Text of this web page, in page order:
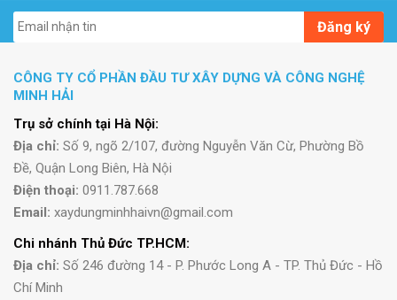
Đăng ký
CÔNG TY CỔ PHẦN ĐẦU TƯ XÂY DỰNG VÀ CÔNG NGHỆ
MINH HẢI
Trụ sở chính tại Hà Nội:
Địa chỉ: Số 9, ngõ 2/107, đường Nguyễn Văn Cừ, Phường Bồ
Đề, Quận Long Biên, Hà Nội
Điện thoại: 0911.787.668
Email: xaydungminhhaivn@gmail.com
Chi nhánh Thủ Đức TP.HCM:
Địa chỉ: Số 246 đường 14 - P. Phước Long A - TP. Thủ Đức - Hồ
Chí Minh